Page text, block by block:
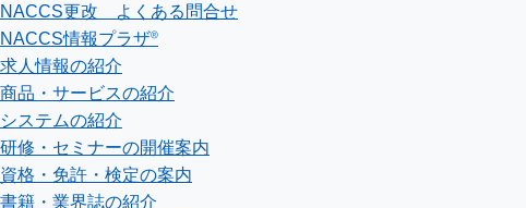
NACCS更改 よくある問合せ
NACCS情報プラザ®
求人情報の紹介
商品・サービスの紹介
システムの紹介
研修・セミナーの開催案内
資格・免許・検定の案内
書籍・業界誌の紹介